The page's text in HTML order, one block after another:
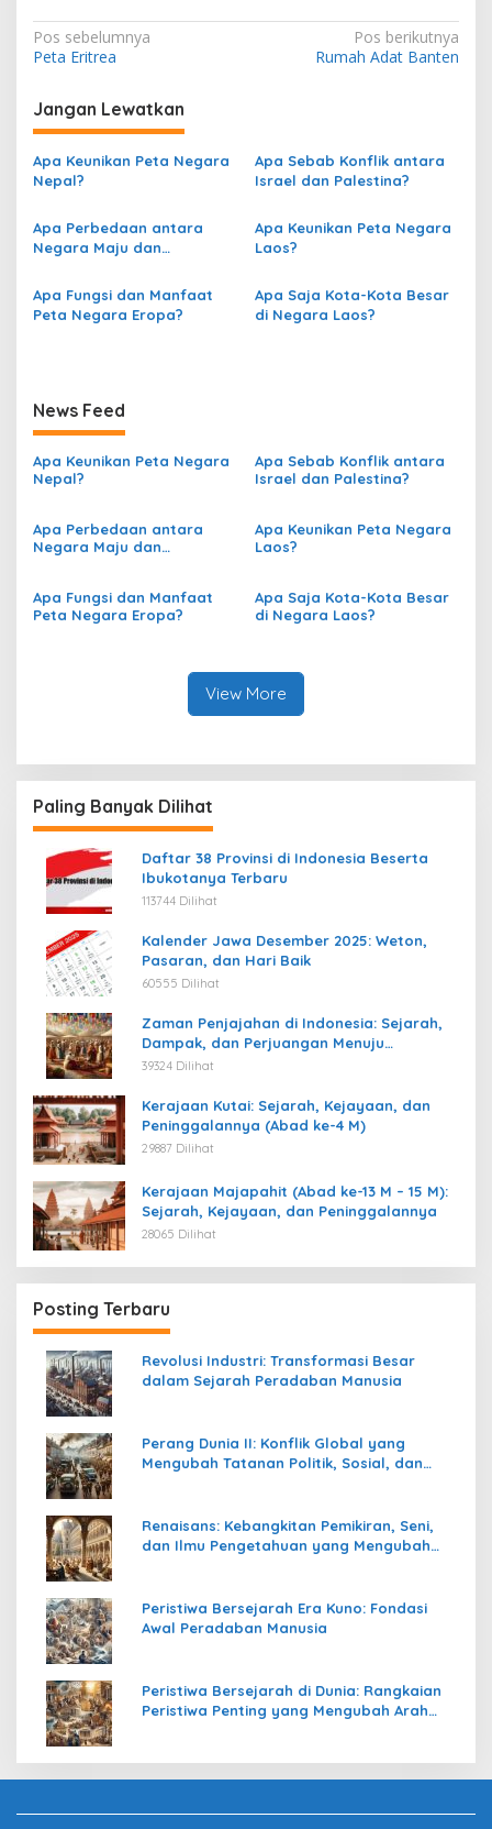
N
a
v
i
g
a
s
i
p
o
Pos sebelumnya
Peta Eritrea
Pos berikutnya
Rumah Adat Banten
Jangan Lewatkan
Apa Keunikan Peta Negara
Nepal?
Apa Sebab Konflik antara
Israel dan Palestina?
Apa Perbedaan antara
Negara Maju dan
Peta?
Apa Keunikan Peta Negara
Laos?
Apa Fungsi dan Manfaat
Peta Negara Eropa?
Apa Saja Kota-Kota Besar
di Negara Laos?
News Feed
Apa Keunikan Peta Negara
Nepal?
Apa Sebab Konflik antara
Israel dan Palestina?
Apa Perbedaan antara
Negara Maju dan
Apa Keunikan Peta Negara
Laos?
Apa Fungsi dan Manfaat
Peta Negara Eropa?
Apa Saja Kota-Kota Besar
di Negara Laos?
View More
Paling Banyak Dilihat
Daftar 38 Provinsi di Indonesia Beserta
Ibukotanya Terbaru
113744 Dilihat
Kalender Jawa Desember 2025: Weton,
Pasaran, dan Hari Baik
60555 Dilihat
Zaman Penjajahan di Indonesia: Sejarah,
Dampak, dan Perjuangan Menuju
Kemerdekaan
39324 Dilihat
Kerajaan Kutai: Sejarah, Kejayaan, dan
Peninggalannya (Abad ke-4 M)
29887 Dilihat
Kerajaan Majapahit (Abad ke-13 M – 15 M):
Sejarah, Kejayaan, dan Peninggalannya
28065 Dilihat
Posting Terbaru
Revolusi Industri: Transformasi Besar
dalam Sejarah Peradaban Manusia
Perang Dunia II: Konflik Global yang
Mengubah Tatanan Politik, Sosial, dan
Renaisans: Kebangkitan Pemikiran, Seni,
dan Ilmu Pengetahuan yang Mengubah
Peristiwa Bersejarah Era Kuno: Fondasi
Awal Peradaban Manusia
Peristiwa Bersejarah di Dunia: Rangkaian
Peristiwa Penting yang Mengubah Arah